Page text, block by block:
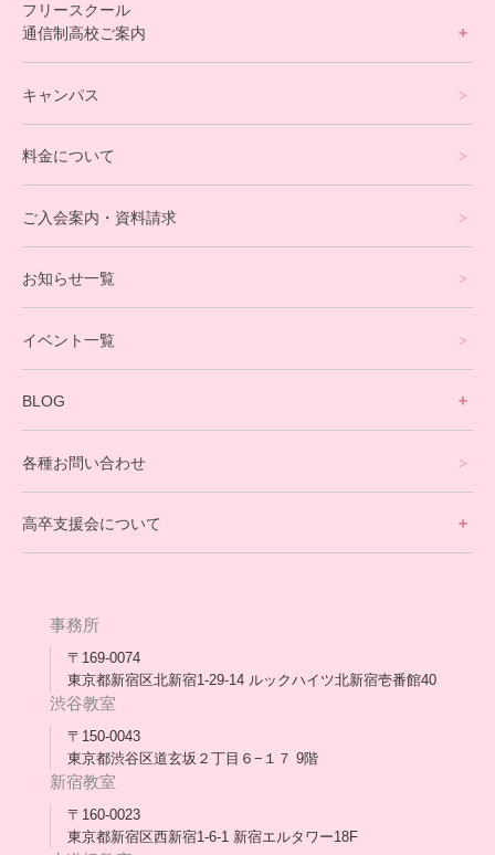
フリースクール
通信制高校ご案内
オンラインコース
eスポーツコース
就労支援コース
英会話・海外留学コース
寮生活サポート
卒業生の今
[家庭訪問カウンセリング]
キャンパス
料金について
ご入会案内・資料請求
お知らせ一覧
イベント一覧
BLOG
保護者交流だより一覧
会長コラム一覧
各種お問い合わせ
高卒支援会について
メディア出演
スタッフ紹介
合格・進路実績
協力団体
事務所
〒169-0074
東京都新宿区北新宿1-29-14 ルックハイツ北新宿壱番館40
渋谷教室
〒150-0043
東京都渋谷区道玄坂２丁目６−１７ 9階
新宿教室
〒160-0023
東京都新宿区西新宿1-6-1 新宿エルタワー18F